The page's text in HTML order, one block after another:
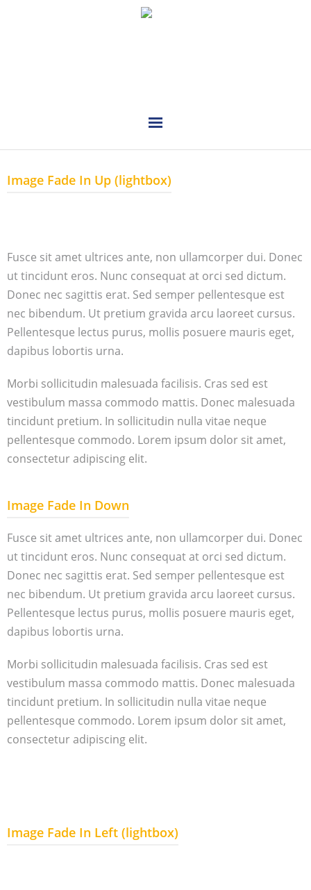
PLANUNG
INSTALLATION
REFERENZEN
KONTAKT
Image Fade In Up (lightbox)
Fusce sit amet ultrices ante, non ullamcorper dui. Donec
ut tincidunt eros. Nunc consequat at orci sed dictum.
Donec nec sagittis erat. Sed semper pellentesque est
nec bibendum. Ut pretium gravida arcu laoreet cursus.
Pellentesque lectus purus, mollis posuere mauris eget,
dapibus lobortis urna.
Morbi sollicitudin malesuada facilisis. Cras sed est
vestibulum massa commodo mattis. Donec malesuada
tincidunt pretium. In sollicitudin nulla vitae neque
pellentesque commodo. Lorem ipsum dolor sit amet,
consectetur adipiscing elit.
Image Fade In Down
Fusce sit amet ultrices ante, non ullamcorper dui. Donec
ut tincidunt eros. Nunc consequat at orci sed dictum.
Donec nec sagittis erat. Sed semper pellentesque est
nec bibendum. Ut pretium gravida arcu laoreet cursus.
Pellentesque lectus purus, mollis posuere mauris eget,
dapibus lobortis urna.
Morbi sollicitudin malesuada facilisis. Cras sed est
vestibulum massa commodo mattis. Donec malesuada
tincidunt pretium. In sollicitudin nulla vitae neque
pellentesque commodo. Lorem ipsum dolor sit amet,
consectetur adipiscing elit.
Image Fade In Left (lightbox)